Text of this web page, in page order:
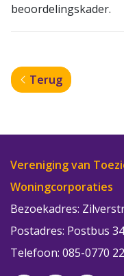
beoordelingskader.
Terug
Vereniging van
Woningcorporaties
Bezoekadres:
Postadres: Postbus
Telefoon: 085-0770